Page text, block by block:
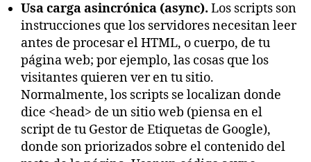
Usa carga asincrónica (async). Los scripts son
instrucciones que los servidores necesitan leer
antes de procesar el HTML, o cuerpo, de tu
página web; por ejemplo, las cosas que los
visitantes quieren ver en tu sitio.
Normalmente, los scripts se localizan donde
dice <head> de un sitio web (piensa en el
script de tu Gestor de Etiquetas de Google),
donde son priorizados sobre el contenido del